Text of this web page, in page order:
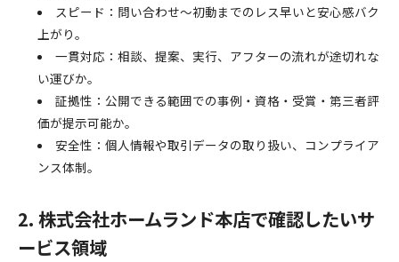
スピード：問い合わせ〜初動までのレス早いと安心感バク
上がり。
一貫対応：相談、提案、実行、アフターの流れが途切れな
い運びか。
証拠性：公開できる範囲での事例・資格・受賞・第三者評
価が提示可能か。
安全性：個人情報や取引データの取り扱い、コンプライア
ンス体制。
2. 株式会社ホームランド本店で確認したいサ
ービス領域